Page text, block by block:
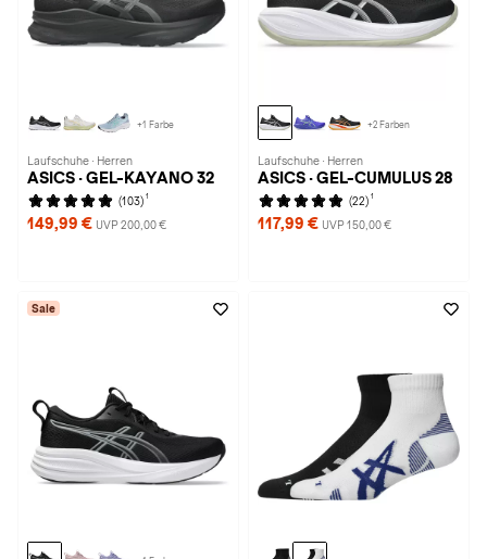
+1 Farbe
Laufschuhe · Herren
ASICS · GEL-KAYANO 32
(103) 1
149,99 € UVP 200,00 €
+2 Farben
Laufschuhe · Herren
ASICS · GEL-CUMULUS 28
(22) 1
117,99 € UVP 150,00 €
Sale